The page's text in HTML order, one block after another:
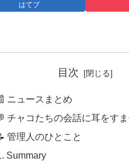
はてブ
目次
ニュースまとめ
チャコたちの会話に耳をす
管理人のひとこと
Summary